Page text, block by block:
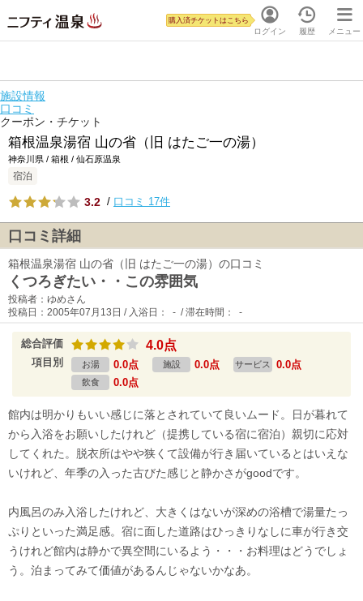
ログイン
購入済チケットはこちら
履歴 メニュー
施設情報
口コミ
クーポン・チケット
箱根温泉湯宿 山の省（旧 はたご一の湯）
神奈川県 / 箱根 / 仙石原温泉
宿泊
3.2 / 口コミ 17件
口コミ詳細
箱根温泉湯宿 山の省（旧 はたご一の湯）の口コミ
くつろぎたい・・この雰囲気
投稿者：ゆめさん
投稿日：2005年07月13日 / 入浴日： - / 滞在時間： -
総合評価 4.0点
項目別 お湯 0.0点 施設 0.0点 サービス 0.0点
飲食 0.0点
館内は明かりもいい感じに落とされていて良いムード。日が暮れて
から入浴をお願いしたけれど（提携している宿に宿泊）親切に応対
してくれた。脱衣所はやや狭くて設備が行き届いているとはいえな
いけれど、年季の入った古びた感じと静かさがgoodです。
内風呂のみ入浴したけれど、大きくはないが深めの浴槽で湯量たっ
ぷりといった満足感。宿に面した道路はひっきりなしに車が行き交
うけれど館内は静かで異空間にいるよう・・・お料理はどうでしょ
う。泊まってみて価値があるんじゃないかなあ。